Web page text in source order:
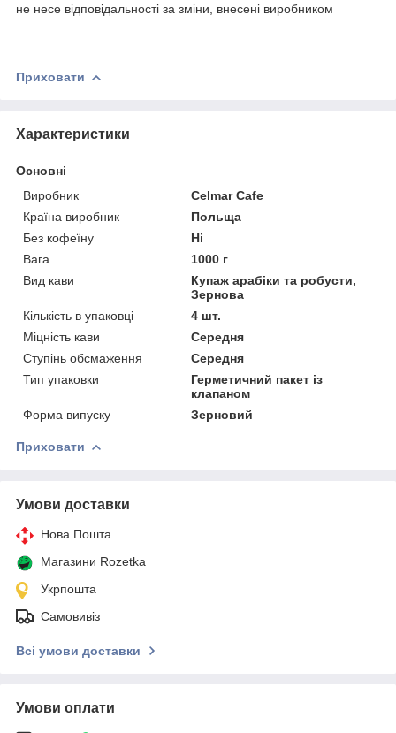
не несе відповідальності за зміни, внесені виробником
Приховати
Характеристики
Основні
Виробник
Celmar Cafe
Країна виробник
Польща
Без кофеїну
Ні
Вага
1000 г
Вид кави
Купаж арабіки та робусти,
Зернова
Кількість в упаковці
4 шт.
Міцність кави
Середня
Ступінь обсмаження
Середня
Тип упаковки
Герметичний пакет із
клапаном
Форма випуску
Зерновий
Приховати
Умови доставки
Нова Пошта
Магазини Rozetka
Укрпошта
Самовивіз
Всі умови доставки
Умови оплати